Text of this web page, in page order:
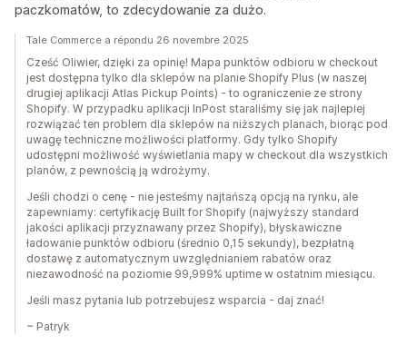
paczkomatów, to zdecydowanie za dużo.
Tale Commerce a répondu 26 novembre 2025
Cześć Oliwier, dzięki za opinię! Mapa punktów odbioru w checkout
jest dostępna tylko dla sklepów na planie Shopify Plus (w naszej
drugiej aplikacji Atlas Pickup Points) - to ograniczenie ze strony
Shopify. W przypadku aplikacji InPost staraliśmy się jak najlepiej
rozwiązać ten problem dla sklepów na niższych planach, biorąc pod
uwagę techniczne możliwości platformy. Gdy tylko Shopify
udostępni możliwość wyświetlania mapy w checkout dla wszystkich
planów, z pewnością ją wdrożymy.
Jeśli chodzi o cenę - nie jesteśmy najtańszą opcją na rynku, ale
zapewniamy: certyfikację Built for Shopify (najwyższy standard
jakości aplikacji przyznawany przez Shopify), błyskawiczne
ładowanie punktów odbioru (średnio 0,15 sekundy), bezpłatną
dostawę z automatycznym uwzględnianiem rabatów oraz
niezawodność na poziomie 99,999% uptime w ostatnim miesiącu.
Jeśli masz pytania lub potrzebujesz wsparcia - daj znać!
~ Patryk